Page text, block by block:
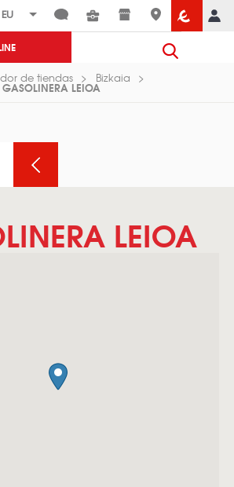
de tiendas Bizkaia
GASOLINERA LEIOA
LEIOA